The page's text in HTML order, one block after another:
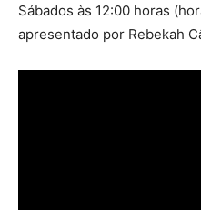
Sábados às 12:00 horas
apresentado por Rebekah